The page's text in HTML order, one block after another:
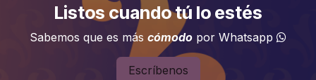
Listos cuando tú lo estés
Sabemos que es más cómodo por Whatsapp
Escríbenos